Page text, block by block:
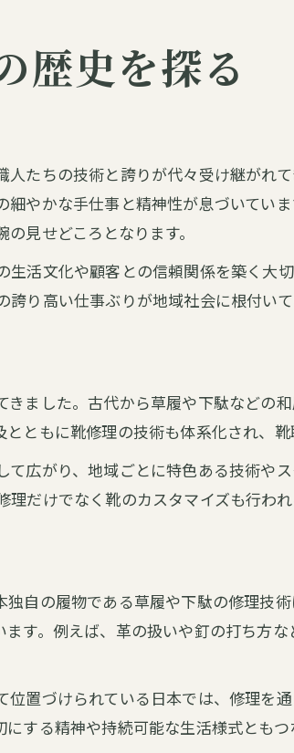
共に歩む日本の靴修理文化
日本の革靴文化と靴修理の歴史的背景
靴修理職人が伝える革靴の魅力と伝統
日本独自の靴修理技術と革靴ケアの工夫
ら続く靴修理の変遷に学ぶ
古代の靴修理と現代技術の意外な共通点
靴修理が時代ごとに果たした役割と変化
古代から現代へと受け継がれる靴修理技
スシューズの起源と修理技術の進化
サービスシューズ誕生と靴修理の背景
靴修理が支えるサービスシューズの品質
サービスシューズ文化と靴修理の接点解
ルシューズ誕生と靴修理業の歩み
靴修理で変わるケミカルシューズの価値
ケミカルシューズ修理技術の発展に迫る
歴史を探る
たちの技術と誇りが代々受け継がれ
やかな手仕事と精神性が息づいてい
見せどころとなります。
活文化や顧客との信頼関係を築く大
り高い仕事ぶりが地域社会に根付いて
ました。古代から草履や下駄などの
ともに靴修理の技術も体系化され、
広がり、地域ごとに特色ある技術や
だけでなく靴のカスタマイズも行われ
自の履物である草履や下駄の修理技
す。例えば、革の扱いや釘の打ち方
置づけられている日本では、修理を
する精神や持続可能な生活様式ともつ